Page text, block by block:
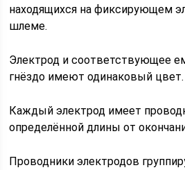
находящихся на фиксирующем
шлеме.
Электрод и соответствующее
гнёздо имеют одинаковый цвет.
Каждый электрод имеет
определённой длины от
Проводники электродов